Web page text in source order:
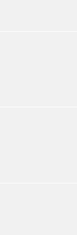
産業用ロボ
ボット、ボ
にはハンド
こっています
しています。
常にクリー
社のクリー
データセン
ソコンやス
貢献していま
ベルの貼り
ています。